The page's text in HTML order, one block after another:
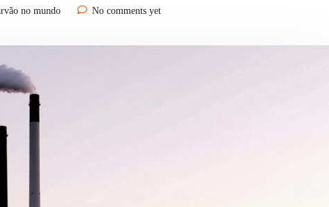
no mundo No comments yet